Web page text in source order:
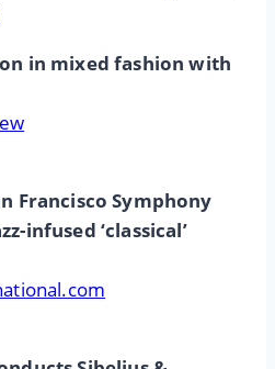
in mixed fashion with
Francisco Symphony
infused ‘classical’